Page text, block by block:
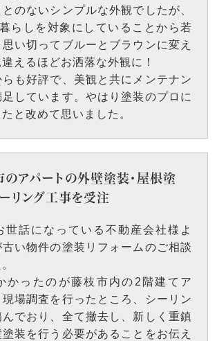
のないシンプルな外観でしたが、
らしを対象にしていることから若
い切ってブルーとブラウンに変え
えるほどお洒落な外観に！
らも好評で、美観と共にメンテナン
しています。やはり塗装のプロに
と改めて思いました。
のアパートの外壁塗装・屋根塗
リング工事を受注
世話になっている不動産会社様よ
古い物件の塗装リフォームのご相談
かったのが藤枝市内の2階建てア
場調査を行ったところ、シーリン
でおり、全て撤去し、新しく重鎮
装を行う必要があることをお伝え